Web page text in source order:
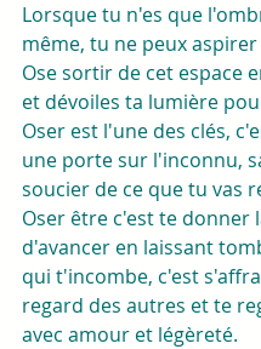
Lorsque tu n'es que
même, tu ne peux
Ose sortir de cet espace
et dévoiles ta lumière
Oser est l'une des clés,
une porte sur l'inconnu,
soucier de ce que tu vas
Oser être c'est te donner
d'avancer en laissant
qui t'incombe, c'est
regard des autres et te
avec amour et légèreté.